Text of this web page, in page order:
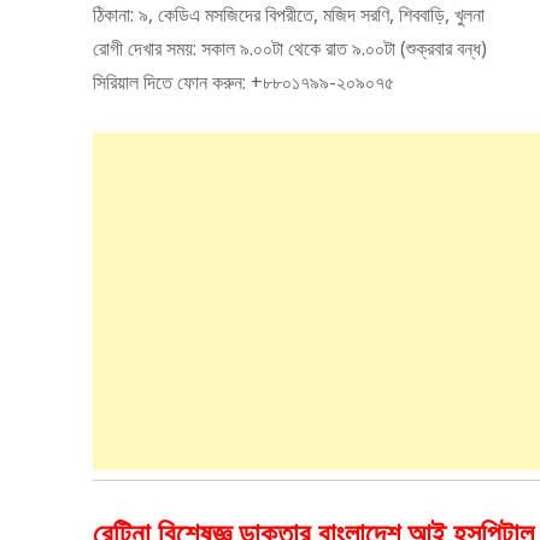
ঠিকানা: ৯, কেডিএ মসজিদের বিপরীতে, মজিদ সরণি, শিববাড়ি, খুলনা
রোগী দেখার সময়: সকাল ৯.০০টা থেকে রাত ৯.০০টা (শুক্রবার বন্ধ)
সিরিয়াল দিতে ফোন করুন: +৮৮০১৭৯৯-২০৯০৭৫
রেটিনা বিশেষজ্ঞ ডাক্তার বাংলাদেশ আই